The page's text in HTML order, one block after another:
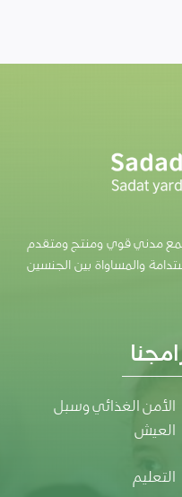
مدني قوي ومنتج ومتقدم
برامجنا
العيش